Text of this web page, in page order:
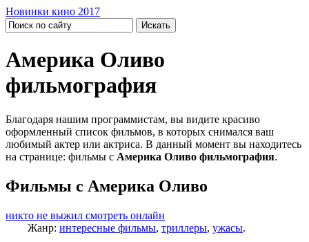
Новинки кино 2017
Америка Оливо
фильмография
Благодаря нашим программистам, вы видите красиво
оформленный список фильмов, в которых снимался ваш
любимый актер или актриса. В данный момент вы находитесь
на странице: фильмы с Америка Оливо фильмография.
Фильмы с Америка Оливо
никто не выжил смотреть онлайн
Жанр: интересные фильмы, триллеры, ужасы.